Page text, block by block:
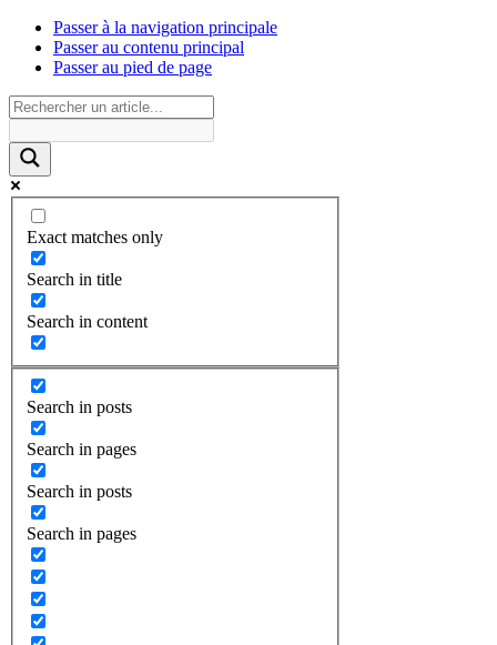
Passer à la navigation principale
Passer au contenu principal
Passer au pied de page
Exact matches only
Search in title
Search in content
Search in posts
Search in pages
Search in posts
Search in pages